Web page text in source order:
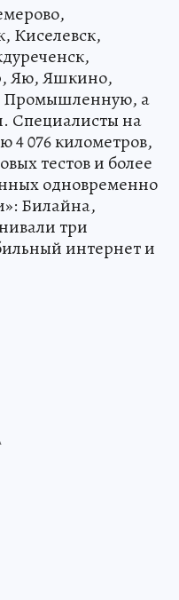
Киселевск,
Яю, Яшкино,
Промышленную, а
Специалисты на
4 076 километров,
тестов и более
одновременно
Билайна,
три
интернет и